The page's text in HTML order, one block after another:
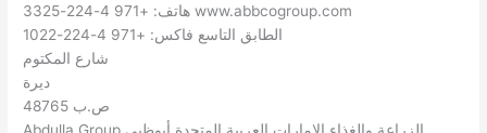
هاتف: +971 4-224-3325 www.abbcogroup.com
الطابق التاسع فاكس: +971 4-224-1022
شارع المكتوم
ديرة
ص.ب 48765